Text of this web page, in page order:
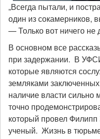
„Всегда пытали, и
один из сокамерников,
— Только вот ничего не
В основном все
при задержании. В
которые являются
земляками
наличие власти сильно
точно
который провел
ученый. Жизнь в тюрьме